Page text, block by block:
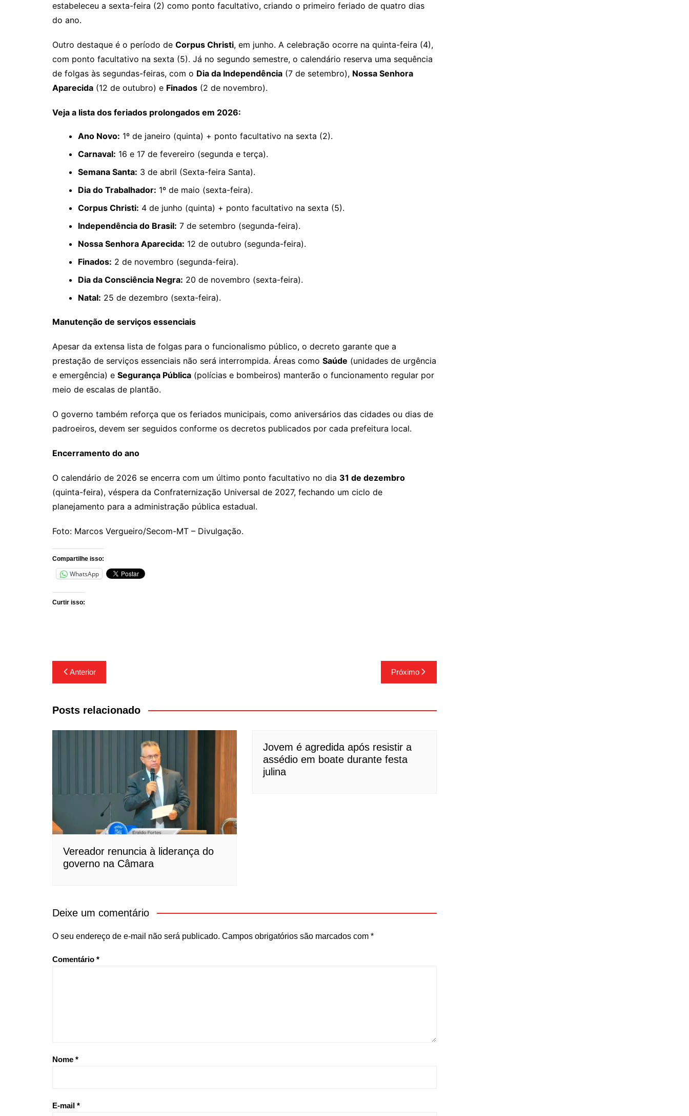
estabeleceu a sexta-feira (2) como ponto facultativo, criando o primeiro feriado de quatro dias
do ano.
Outro destaque é o período de Corpus Christi, em junho. A celebração ocorre na quinta-feira (4),
com ponto facultativo na sexta (5). Já no segundo semestre, o calendário reserva uma sequência
de folgas às segundas-feiras, com o Dia da Independência (7 de setembro), Nossa Senhora
Aparecida (12 de outubro) e Finados (2 de novembro).
Veja a lista dos feriados prolongados em 2026:
Ano Novo: 1º de janeiro (quinta) + ponto facultativo na sexta (2).
Carnaval: 16 e 17 de fevereiro (segunda e terça).
Semana Santa: 3 de abril (Sexta-feira Santa).
Dia do Trabalhador: 1º de maio (sexta-feira).
Corpus Christi: 4 de junho (quinta) + ponto facultativo na sexta (5).
Independência do Brasil: 7 de setembro (segunda-feira).
Nossa Senhora Aparecida: 12 de outubro (segunda-feira).
Finados: 2 de novembro (segunda-feira).
Dia da Consciência Negra: 20 de novembro (sexta-feira).
Natal: 25 de dezembro (sexta-feira).
Manutenção de serviços essenciais
Apesar da extensa lista de folgas para o funcionalismo público, o decreto garante que a
prestação de serviços essenciais não será interrompida. Áreas como Saúde (unidades de urgência
e emergência) e Segurança Pública (polícias e bombeiros) manterão o funcionamento regular por
meio de escalas de plantão.
O governo também reforça que os feriados municipais, como aniversários das cidades ou dias de
padroeiros, devem ser seguidos conforme os decretos publicados por cada prefeitura local.
Encerramento do ano
O calendário de 2026 se encerra com um último ponto facultativo no dia 31 de dezembro
(quinta-feira), véspera da Confraternização Universal de 2027, fechando um ciclo de
planejamento para a administração pública estadual.
Foto: Marcos Vergueiro/Secom-MT – Divulgação.
Compartilhe isso:
WhatsApp
Curtir isso:
Navegação
de
Post
Anterior Próximo
Posts relacionado
Vereador renuncia à liderança do
governo na Câmara
Jovem é agredida após resistir a
assédio em boate durante festa
julina
Deixe um comentário
O seu endereço de e-mail não será publicado. Campos obrigatórios são marcados com *
Comentário *
Nome *
E-mail *